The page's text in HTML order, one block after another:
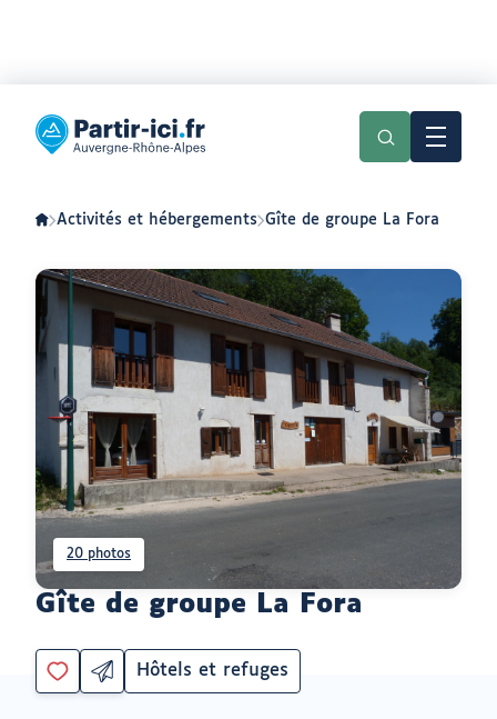
menu
contenu
Partir
ici
en
Auvergne-
Alpes
Activités et hébergements Gîte de groupe La Fora
Gîte de groupe La Fora
20 photos
VousPartager
par
Catégorie
Hôtels et refuges